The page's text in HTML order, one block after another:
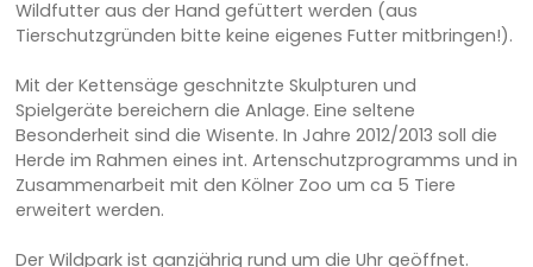
Wildfutter aus der Hand gefüttert werden (aus
Tierschutzgründen bitte keine eigenes Futter mitbringen!).
Mit der Kettensäge geschnitzte Skulpturen und
Spielgeräte bereichern die Anlage. Eine seltene
Besonderheit sind die Wisente. In Jahre 2012/2013 soll die
Herde im Rahmen eines int. Artenschutzprogramms und in
Zusammenarbeit mit den Kölner Zoo um ca 5 Tiere
erweitert werden.
Der Wildpark ist ganzjährig rund um die Uhr geöffnet.